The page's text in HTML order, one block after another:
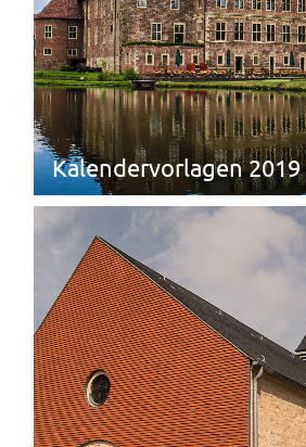
Kalendervorlagen 2019